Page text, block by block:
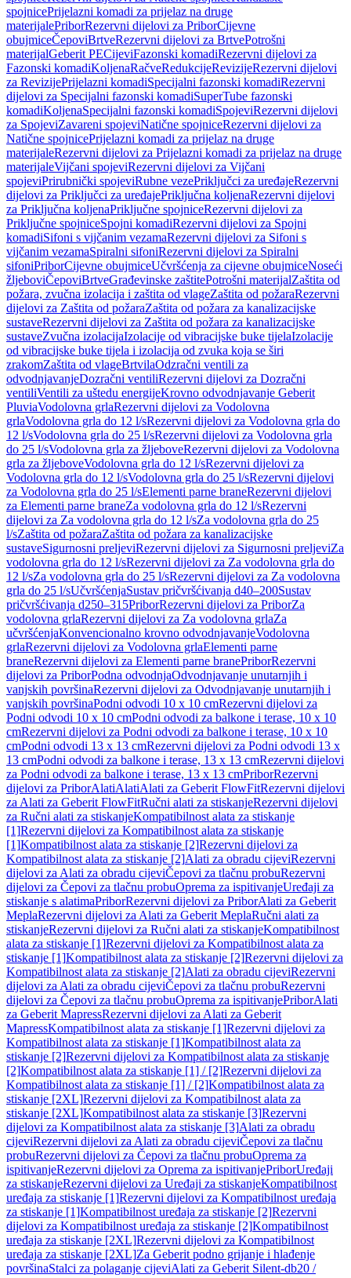
spojnicePrijelazni komadi za prijelaz na druge
materijalePriborRezervni dijelovi za PriborCijevne
obujmiceČepoviBrtveRezervni dijelovi za BrtvePotrošni
materijalGeberit PECijeviFazonski komadiRezervni dijelovi za
Fazonski komadiKoljenaRačveRedukcijeRevizijeRezervni dijelovi
za RevizijePrijelazni komadiSpecijalni fazonski komadiRezervni
dijelovi za Specijalni fazonski komadiSuperTube fazonski
komadiKoljenaSpecijalni fazonski komadiSpojeviRezervni dijelovi
za SpojeviZavareni spojeviNatične spojniceRezervni dijelovi za
Natične spojnicePrijelazni komadi za prijelaz na druge
materijaleRezervni dijelovi za Prijelazni komadi za prijelaz na druge
materijaleVijčani spojeviRezervni dijelovi za Vijčani
spojeviPrirubnički spojeviRubne vezePriključci za uređajeRezervni
dijelovi za Priključci za uređajePriključna koljenaRezervni dijelovi
za Priključna koljenaPriključne spojniceRezervni dijelovi za
Priključne spojniceSpojni komadiRezervni dijelovi za Spojni
komadiSifoni s vijčanim vezamaRezervni dijelovi za Sifoni s
vijčanim vezamaSpiralni sifoniRezervni dijelovi za Spiralni
sifoniPriborCijevne obujmiceUčvršćenja za cijevne obujmiceNoseći
žljeboviČepoviBrtveGrađevinske zaštitePotrošni materijalZaštita od
požara, zvučna izolacija i zaštita od vlageZaštita od požaraRezervni
dijelovi za Zaštita od požaraZaštita od požara za kanalizacijske
sustaveRezervni dijelovi za Zaštita od požara za kanalizacijske
sustaveZvučna izolacijaIzolacije od vibracijske buke tijelaIzolacije
od vibracijske buke tijela i izolacija od zvuka koja se širi
zrakomZaštita od vlageBrtvilaOdzračni ventili za
odvodnjavanjeDozračni ventiliRezervni dijelovi za Dozračni
ventiliVentili za uštedu energijeKrovno odvodnjavanje Geberit
PluviaVodolovna grlaRezervni dijelovi za Vodolovna
grlaVodolovna grla do 12 l/sRezervni dijelovi za Vodolovna grla do
12 l/sVodolovna grla do 25 l/sRezervni dijelovi za Vodolovna grla
do 25 l/sVodolovna grla za žljeboveRezervni dijelovi za Vodolovna
grla za žljeboveVodolovna grla do 12 l/sRezervni dijelovi za
Vodolovna grla do 12 l/sVodolovna grla do 25 l/sRezervni dijelovi
za Vodolovna grla do 25 l/sElementi parne braneRezervni dijelovi
za Elementi parne braneZa vodolovna grla do 12 l/sRezervni
dijelovi za Za vodolovna grla do 12 l/sZa vodolovna grla do 25
l/sZaštita od požaraZaštita od požara za kanalizacijske
sustaveSigurnosni preljeviRezervni dijelovi za Sigurnosni preljeviZa
vodolovna grla do 12 l/sRezervni dijelovi za Za vodolovna grla do
12 l/sZa vodolovna grla do 25 l/sRezervni dijelovi za Za vodolovna
grla do 25 l/sUčvršćenjaSustav pričvršćivanja d40–200Sustav
pričvršćivanja d250–315PriborRezervni dijelovi za PriborZa
vodolovna grlaRezervni dijelovi za Za vodolovna grlaZa
učvršćenjaKonvencionalno krovno odvodnjavanjeVodolovna
grlaRezervni dijelovi za Vodolovna grlaElementi parne
braneRezervni dijelovi za Elementi parne branePriborRezervni
dijelovi za PriborPodna odvodnjaOdvodnjavanje unutarnjih i
vanjskih površinaRezervni dijelovi za Odvodnjavanje unutarnjih i
vanjskih površinaPodni odvodi 10 x 10 cmRezervni dijelovi za
Podni odvodi 10 x 10 cmPodni odvodi za balkone i terase, 10 x 10
cmRezervni dijelovi za Podni odvodi za balkone i terase, 10 x 10
cmPodni odvodi 13 x 13 cmRezervni dijelovi za Podni odvodi 13 x
13 cmPodni odvodi za balkone i terase, 13 x 13 cmRezervni dijelovi
za Podni odvodi za balkone i terase, 13 x 13 cmPriborRezervni
dijelovi za PriborAlatiAlatiAlati za Geberit FlowFitRezervni dijelovi
za Alati za Geberit FlowFitRučni alati za stiskanjeRezervni dijelovi
za Ručni alati za stiskanjeKompatibilnost alata za stiskanje
[1]Rezervni dijelovi za Kompatibilnost alata za stiskanje
[1]Kompatibilnost alata za stiskanje [2]Rezervni dijelovi za
Kompatibilnost alata za stiskanje [2]Alati za obradu cijeviRezervni
dijelovi za Alati za obradu cijeviČepovi za tlačnu probuRezervni
dijelovi za Čepovi za tlačnu probuOprema za ispitivanjeUređaji za
stiskanje s alatimaPriborRezervni dijelovi za PriborAlati za Geberit
MeplaRezervni dijelovi za Alati za Geberit MeplaRučni alati za
stiskanjeRezervni dijelovi za Ručni alati za stiskanjeKompatibilnost
alata za stiskanje [1]Rezervni dijelovi za Kompatibilnost alata za
stiskanje [1]Kompatibilnost alata za stiskanje [2]Rezervni dijelovi za
Kompatibilnost alata za stiskanje [2]Alati za obradu cijeviRezervni
dijelovi za Alati za obradu cijeviČepovi za tlačnu probuRezervni
dijelovi za Čepovi za tlačnu probuOprema za ispitivanjePriborAlati
za Geberit MapressRezervni dijelovi za Alati za Geberit
MapressKompatibilnost alata za stiskanje [1]Rezervni dijelovi za
Kompatibilnost alata za stiskanje [1]Kompatibilnost alata za
stiskanje [2]Rezervni dijelovi za Kompatibilnost alata za stiskanje
[2]Kompatibilnost alata za stiskanje [1] / [2]Rezervni dijelovi za
Kompatibilnost alata za stiskanje [1] / [2]Kompatibilnost alata za
stiskanje [2XL]Rezervni dijelovi za Kompatibilnost alata za
stiskanje [2XL]Kompatibilnost alata za stiskanje [3]Rezervni
dijelovi za Kompatibilnost alata za stiskanje [3]Alati za obradu
cijeviRezervni dijelovi za Alati za obradu cijeviČepovi za tlačnu
probuRezervni dijelovi za Čepovi za tlačnu probuOprema za
ispitivanjeRezervni dijelovi za Oprema za ispitivanjePriborUređaji
za stiskanjeRezervni dijelovi za Uređaji za stiskanjeKompatibilnost
uređaja za stiskanje [1]Rezervni dijelovi za Kompatibilnost uređaja
za stiskanje [1]Kompatibilnost uređaja za stiskanje [2]Rezervni
dijelovi za Kompatibilnost uređaja za stiskanje [2]Kompatibilnost
uređaja za stiskanje [2XL]Rezervni dijelovi za Kompatibilnost
uređaja za stiskanje [2XL]Za Geberit podno grijanje i hlađenje
površinaStalci za polaganje cijeviAlati za Geberit Silent-db20 /